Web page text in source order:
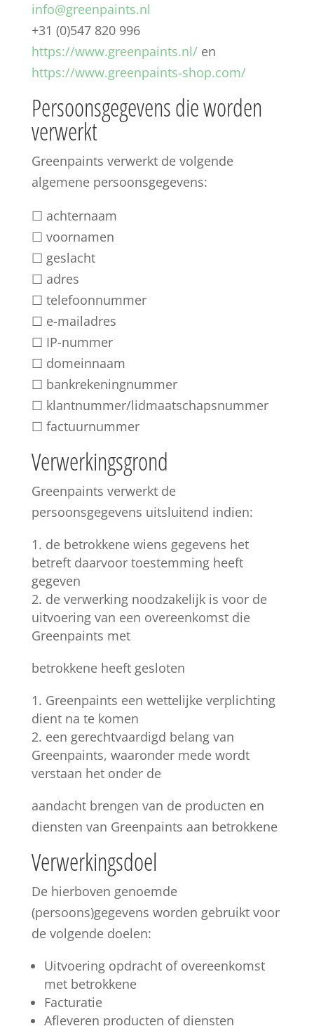
info@greenpaints.nl
+31 (0)547 820 996
https://www.greenpaints.nl/en
https://www.greenpaints-shop.com/
Persoonsgegevens die worden
verwerkt
Greenpaints verwerkt de volgende
algemene persoonsgegevens:
☐ achternaam
☐ voornamen
☐ geslacht
☐ adres
☐ telefoonnummer
☐ e-mailadres
☐ IP-nummer
☐ domeinnaam
☐ bankrekeningnummer
☐ klantnummer/lidmaatschapsnummer
☐ factuurnummer
Verwerkingsgrond
Greenpaints verwerkt de
persoonsgegevens uitsluitend indien:
de betrokkene wiens gegevens het
betreft daarvoor toestemming heeft
gegeven
de verwerking noodzakelijk is voor de
uitvoering van een overeenkomst die
Greenpaints met
betrokkene heeft gesloten
Greenpaints een wettelijke verplichting
dient na te komen
een gerechtvaardigd belang van
Greenpaints, waaronder mede wordt
verstaan het onder de
aandacht brengen van de producten en
diensten van Greenpaints aan betrokkene
Verwerkingsdoel
De hierboven genoemde
(persoons)gegevens worden gebruikt voor
de volgende doelen:
Uitvoering opdracht of overeenkomst
met betrokkene
Facturatie
Afleveren producten of diensten